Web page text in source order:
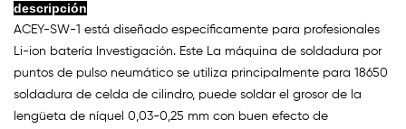
descripción
ACEY-SW-1 está diseñado específicamente para profesionales
Li-ion batería Investigación. Este La máquina de soldadura por
puntos de pulso neumático se utiliza principalmente para 18650
soldadura de celda de cilindro, puede soldar el grosor de la
lengüeta de níquel 0,03-0,25 mm con buen efecto de